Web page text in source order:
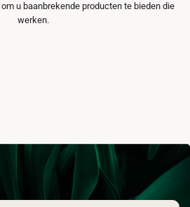
u baanbrekende producten te bieden die
werken.